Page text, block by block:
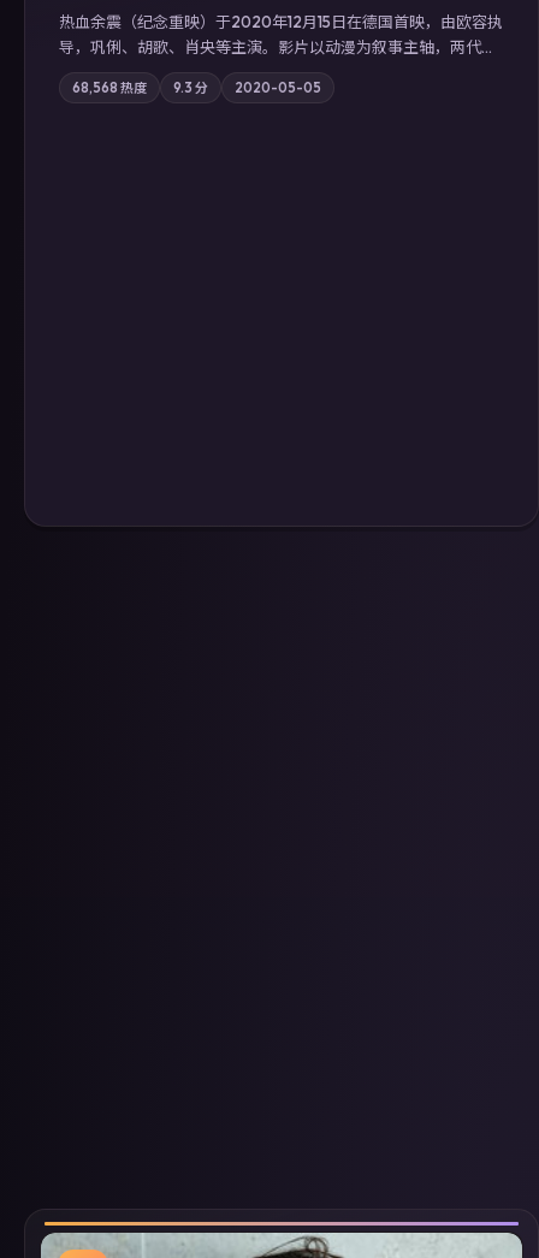
热血余震（纪念重映）于2020年12月15日在德国首映，由欧容执
导，巩俐、胡歌、肖央等主演。影片以动漫为叙事主轴，两代人
的执念在暴风雨夜正面相撞；摄影与配乐强化地域气质；站内亦
可通过「国产免费观看高清电视剧在线看」延展检索同类型高分
68,568 热度 9.3 分 2020-05-05